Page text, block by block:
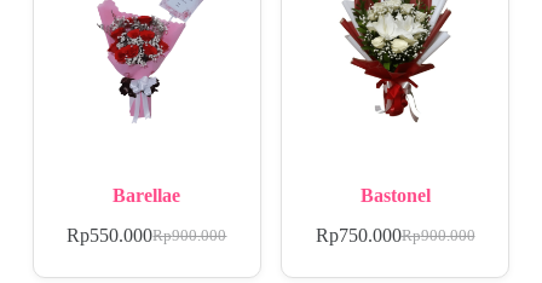
Barellae
Rp900.000
Rp550.000
Bastonel
Rp900.000
Rp750.000